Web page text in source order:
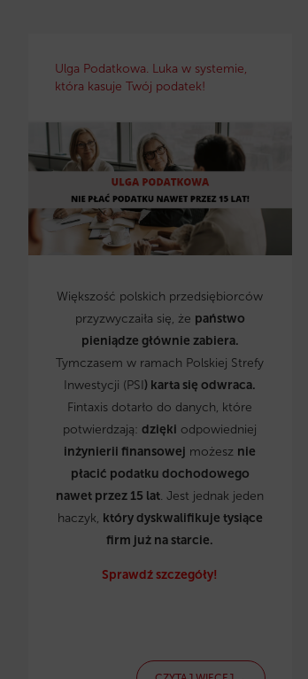
Ulga Podatkowa. Luka w systemie,
która kasuje Twój podatek!
Większość polskich przedsiębiorców
przyzwyczaiła się, że państwo
pieniądze głównie zabiera.
Tymczasem w ramach Polskiej Strefy
Inwestycji (PSI) karta się odwraca.
Fintaxis dotarło do danych, które
potwierdzają:dzięki odpowiedniej
inżynierii finansowej możesz nie
płacić podatku dochodowego
nawet przez 15 lat. Jest jednak jeden
haczyk, który dyskwalifikuje tysiące
firm już na starcie.
Sprawdź szczegóły!